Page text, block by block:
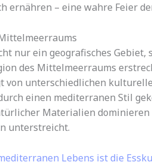
ernähren – eine wahre Feier
nur ein geografisches
des Mittelmeerraums
von unterschiedlichen
einen mediterranen Stil
Materialien
unterstreicht.
Lebens ist die